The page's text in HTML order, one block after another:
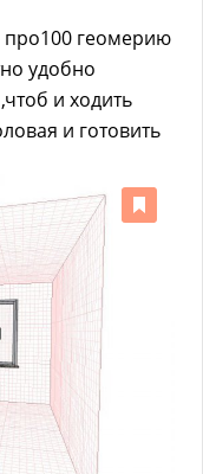
про100 геомерию
удобно
и ходить
и готовить